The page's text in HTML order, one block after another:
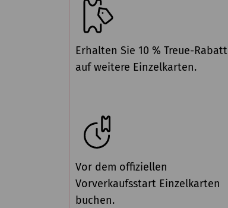
Erhalten Sie 10 % Treue-Rabatt
auf weitere Einzelkarten.
Vor dem offiziellen
Vorverkaufsstart Einzelkarten
buchen.